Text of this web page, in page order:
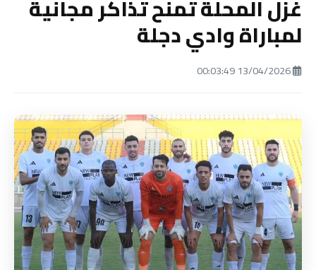
غزل المحلة تمنح تذاكر مجانية
لمباراة وادي دجلة